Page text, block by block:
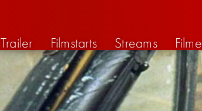
Trailer Filmstarts Streams Filme